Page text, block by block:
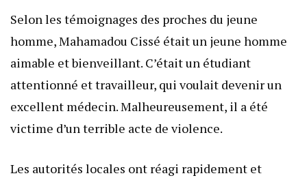
Selon les témoignages des proches du jeune
homme, Mahamadou Cissé était un jeune homme
aimable et bienveillant. C’était un étudiant
attentionné et travailleur, qui voulait devenir un
excellent médecin. Malheureusement, il a été
victime d’un terrible acte de violence.
Les autorités locales ont réagi rapidement et